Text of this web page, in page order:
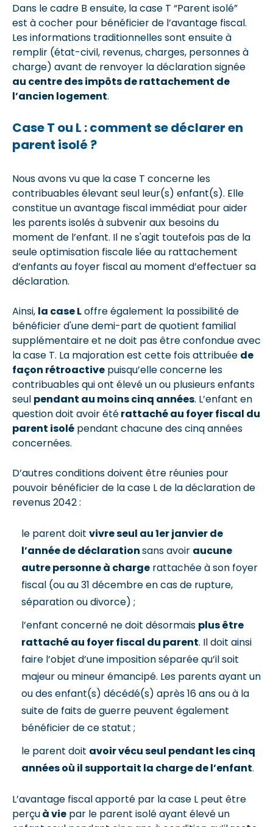
Dans le cadre B ensuite, la case T “Parent isolé”
est à cocher pour bénéficier de l’avantage fiscal.
Les informations traditionnelles sont ensuite à
remplir (état-civil, revenus, charges, personnes à
charge) avant de renvoyer la déclaration signée
au centre des impôts de rattachement de
l’ancien logement.
Case T ou L : comment se déclarer en
parent isolé ?
Nous avons vu que la case T concerne les
contribuables élevant seul leur(s) enfant(s). Elle
constitue un avantage fiscal immédiat pour aider
les parents isolés à subvenir aux besoins du
moment de l’enfant. Il ne s'agit toutefois pas de la
seule optimisation fiscale liée au rattachement
d’enfants au foyer fiscal au moment d’effectuer sa
déclaration.
Ainsi, la case Loffre également la possibilité de
bénéficier d'une demi-part de quotient familial
supplémentaire et ne doit pas être confondue avec
la case T. La majoration est cette fois attribuée de
façon rétroactive puisqu’elle concerne les
contribuables qui ont élevé un ou plusieurs enfants
seul pendant au moins cinq années. L’enfant en
question doit avoir étérattaché au foyer fiscal du
parent isolé pendant chacune des cinq années
concernées.
D’autres conditions doivent être réunies pour
pouvoir bénéficier de la case L de la déclaration de
revenus 2042 :
le parent doit vivre seul au 1er janvier de
l’année de déclarationsans avoir aucune
autre personne à charge rattachée à son foyer
fiscal (ou au 31 décembre en cas de rupture,
séparation ou divorce) ;
l’enfant concerné ne doit désormais plus être
rattaché au foyer fiscal du parent. Il doit ainsi
faire l’objet d’une imposition séparée qu’il soit
majeur ou mineur émancipé. Les parents ayant un
ou des enfant(s) décédé(s) après 16 ans ou à la
suite de faits de guerre peuvent également
bénéficier de ce statut ;
le parent doit avoir vécu seul pendant les cinq
années où il supportait la charge de l’enfant.
L’avantage fiscal apporté par la case L peut être
perçuà vie par le parent isolé ayant élevé un